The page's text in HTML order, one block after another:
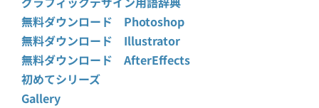
無料ダウンロード Photoshop
無料ダウンロード Illustrator
無料ダウンロード AfterEffects
初めてシリーズ
Gallery